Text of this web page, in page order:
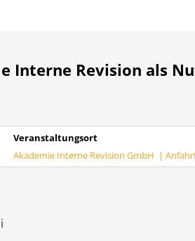
Interne Revision als
Veranstaltungsort
Akademie Interne Revision GmbH |